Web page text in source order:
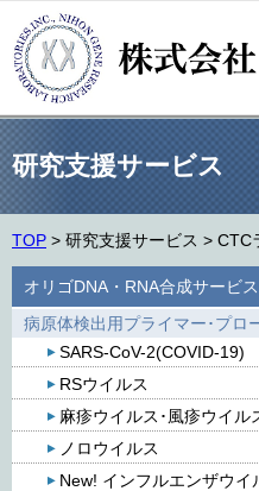
研究支援サービス
TOP > 研究支援サービス > CTC
オリゴDNA・RNA合成サービス
病原体検出用プライマー･プロ
SARS-CoV-2(COVID-19)
RSウイルス
麻疹ウイルス･風疹ウイル
ノロウイルス
New! インフルエンザウイ